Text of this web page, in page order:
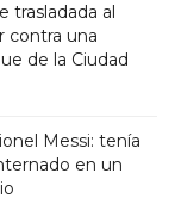
trasladada al
contra una
de la Ciudad
Messi: tenía
en un